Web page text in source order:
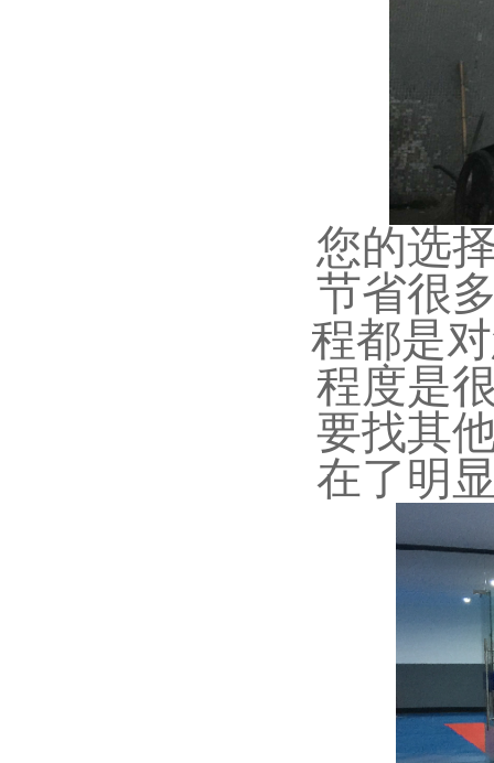
您的选
节省很
程都是
程度是
要找其
在了明